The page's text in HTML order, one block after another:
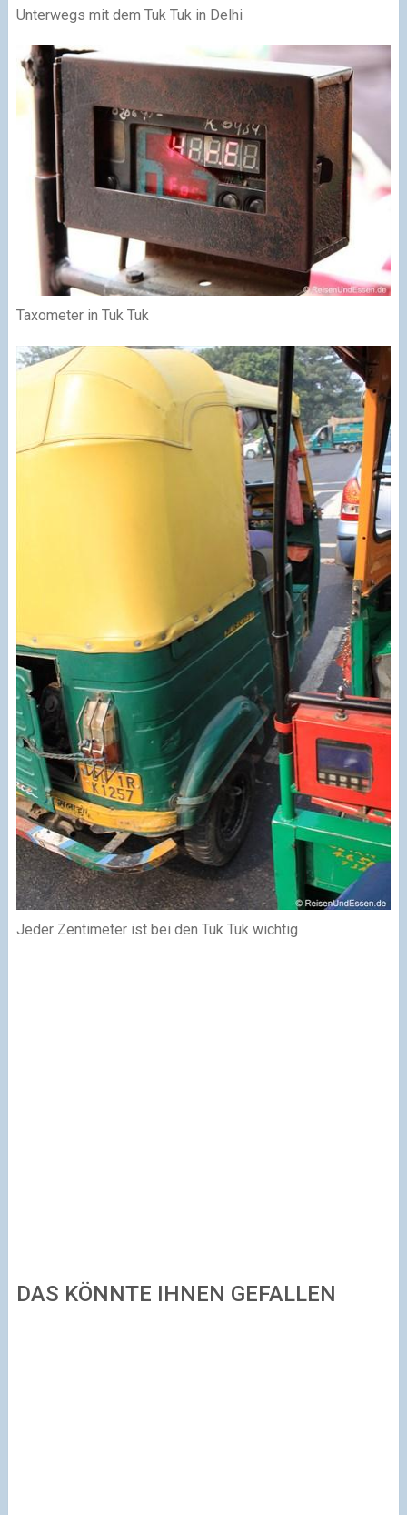
Unterwegs mit dem Tuk Tuk in Delhi
Taxometer in Tuk Tuk
Jeder Zentimeter ist bei den Tuk Tuk wichtig
DAS KÖNNTE IHNEN GEFALLEN